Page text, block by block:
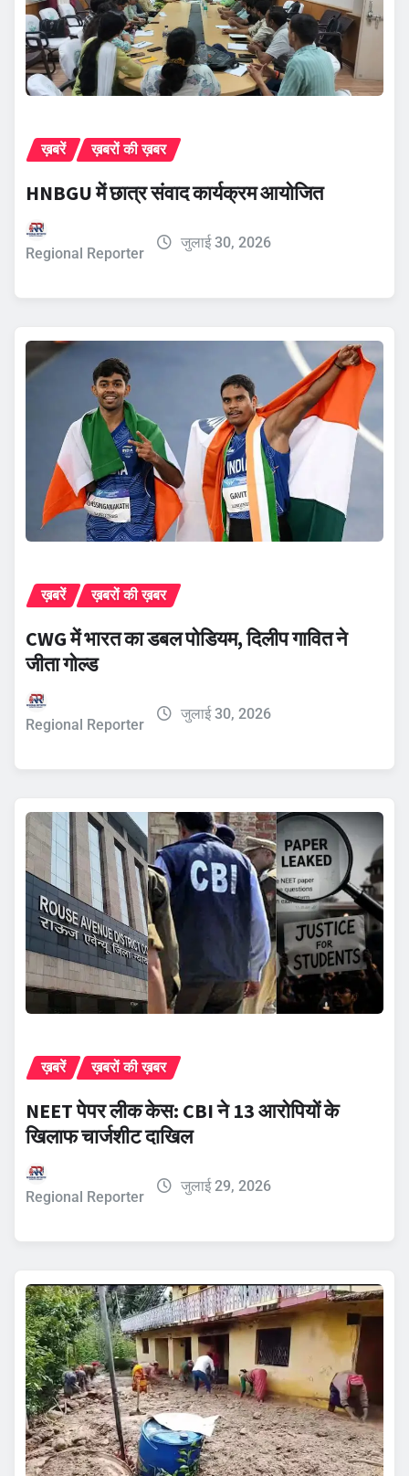
ख़बरें ख़बरों की ख़बर
HNBGU में छात्र संवाद कार्यक्रम आयोजित
Regional Reporter
जुलाई 30, 2026
ख़बरें ख़बरों की ख़बर
CWG में भारत का डबल पोडियम, दिलीप गावित ने
जीता गोल्ड
Regional Reporter
जुलाई 30, 2026
ख़बरें ख़बरों की ख़बर
NEET पेपर लीक केस: CBI ने 13 आरोपियों के
खिलाफ चार्जशीट दाखिल
Regional Reporter
जुलाई 29, 2026